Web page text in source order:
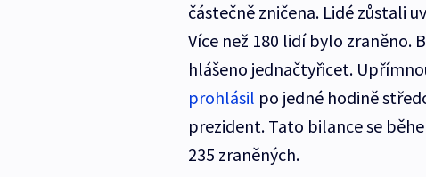
částečně zničena. Lidé zůstali
Více než 180 lidí bylo zraněno.
hlášeno jednačtyřicet.
prohlásil po jedné hodině
prezident. Tato bilance se
235 zraněných.